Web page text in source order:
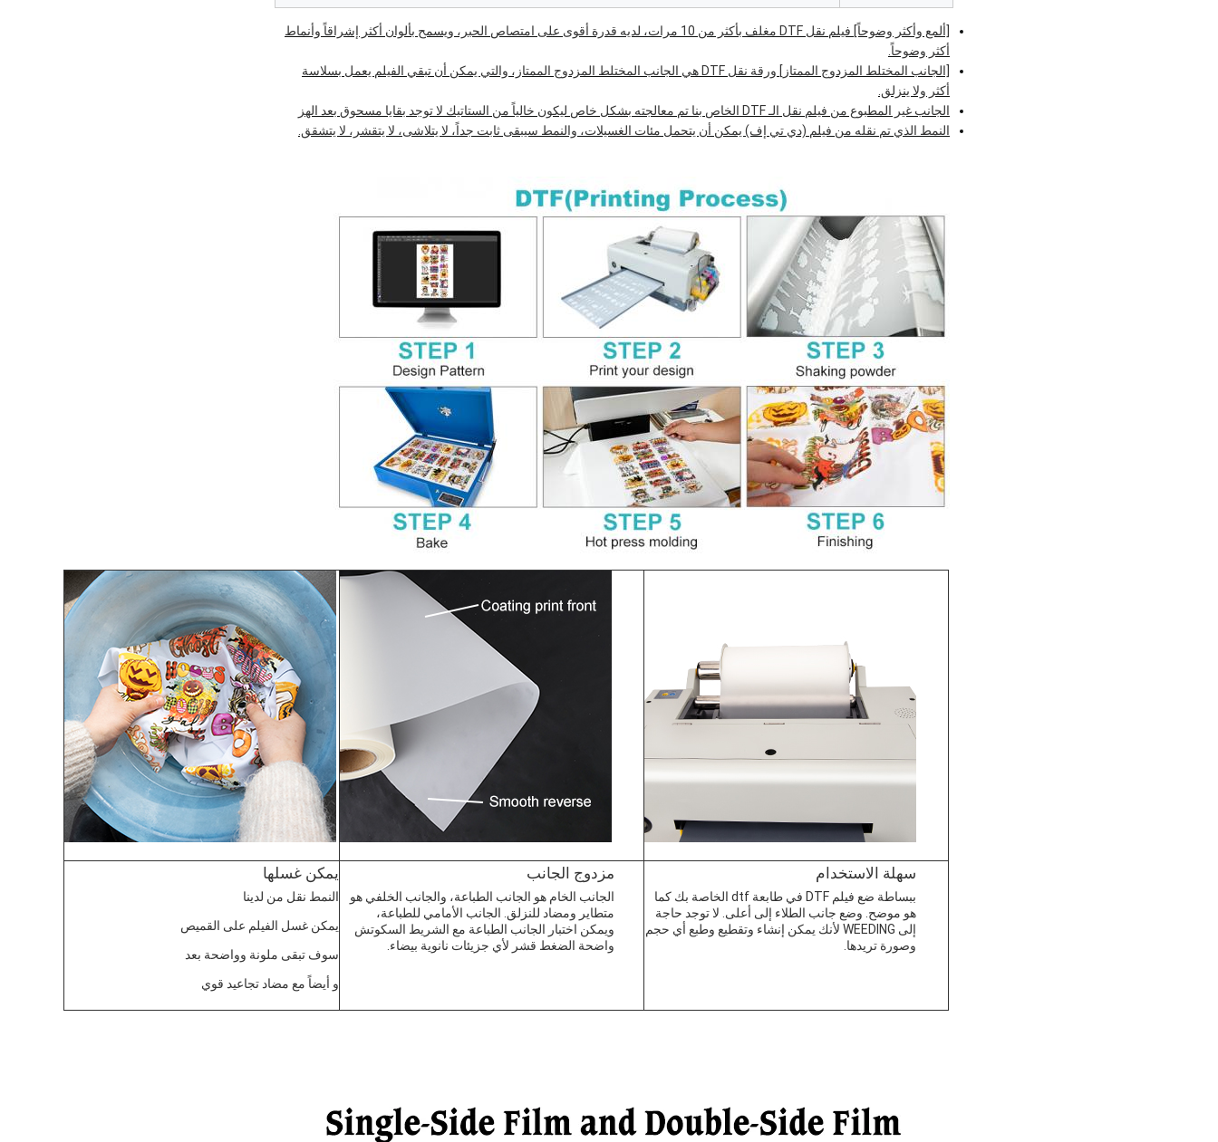
[ألمع وأكثر وضوحاً] فيلم نقل DTF مغلف بأكثر من 10 مرات، لديه قدرة أقوى على امتصاص الحبر، ويسمح بألوان أكثر إشراقاً وأنماط
أكثر وضوحاً.
[الجانب المختلط المزدوج الممتاز] ورقة نقل DTF هي الجانب المختلط المزدوج الممتاز، والتي يمكن أن تبقي الفيلم يعمل بسلاسة
أكثر ولا ينزلق.
الجانب غير المطبوع من فيلم نقل الـ DTF الخاص بنا تم معالجته بشكل خاص ليكون خالياً من الستاتيك لا توجد بقايا مسحوق بعد الهز
النمط الذي تم نقله من فيلم (دي تي إف) يمكن أن يتحمل مئات الغسيلات، والنمط سيبقى ثابت جداً، لا يتلاشى، لا يتقشر، لا يتشقق.
سهلة الاستخدام
ببساطة ضع فيلم DTF في طابعة dtf الخاصة بك كما
هو موضح. وضع جانب الطلاء إلى أعلى. لا توجد حاجة
إلى WEEDING لأنك يمكن إنشاء وتقطيع وطبع أي حجم
وصورة تريدها.
مزدوج الجانب
الجانب الخام هو الجانب الطباعة، والجانب الخلفي هو
متطاير ومضاد للنزلق. الجانب الأمامي للطباعة،
ويمكن اختبار الجانب الطباعة مع الشريط السكوتش
واضحة الضغط قشر لأي جزيئات نانوية بيضاء.
يمكن غسلها
النمط نقل من لدينا
يمكن غسل الفيلم على القميص
سوف تبقى ملونة وواضحة بعد
و أيضاً مع مضاد تجاعيد قوي